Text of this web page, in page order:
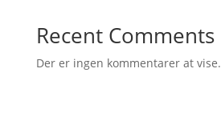
Recent Comments
Der er ingen kommentarer at vise.